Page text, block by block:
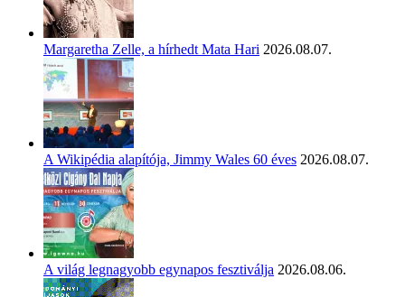
Margaretha Zelle, a hírhedt Mata Hari 2026.08.07.
A Wikipédia alapítója, Jimmy Wales 60 éves 2026.08.07.
A világ legnagyobb egynapos fesztiválja 2026.08.06.